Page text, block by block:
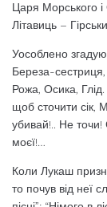
Царя Морського
Літавиць –
Уособлено
Береза-
Рожа, Осика,
щоб сточити сік,
убивай!.. Не точи!
моєї!…
Коли Лукаш
то почув від неї